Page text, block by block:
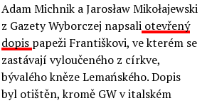
Adam Michnik a Jarosław Mikołajewski
z Gazety Wyborczej napsaliotevřený
dopis papeži Františkovi, ve kterém se
zastávají vyloučeného z církve,
bývalého kněze Lemańského. Dopis
byl otištěn, kromě GW v italském